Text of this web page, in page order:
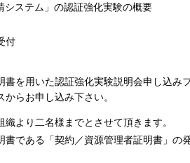
システム」の認証強化実験の概要
付
書を用いた認証強化実験説明会申し込
らお申し込み下さい。
より二名様までとさせて頂きます。
書である「契約／資源管理者証明書」